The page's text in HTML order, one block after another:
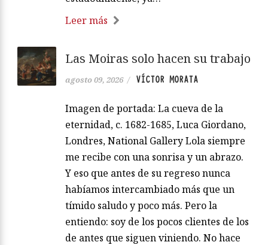
Leer más
Las Moiras solo hacen su trabajo
agosto 09, 2026 / VÍCTOR MORATA
Imagen de portada: La cueva de la
eternidad, c. 1682-1685, Luca Giordano,
Londres, National Gallery Lola siempre
me recibe con una sonrisa y un abrazo.
Y eso que antes de su regreso nunca
habíamos intercambiado más que un
tímido saludo y poco más. Pero la
entiendo: soy de los pocos clientes de los
de antes que siguen viniendo. No hace